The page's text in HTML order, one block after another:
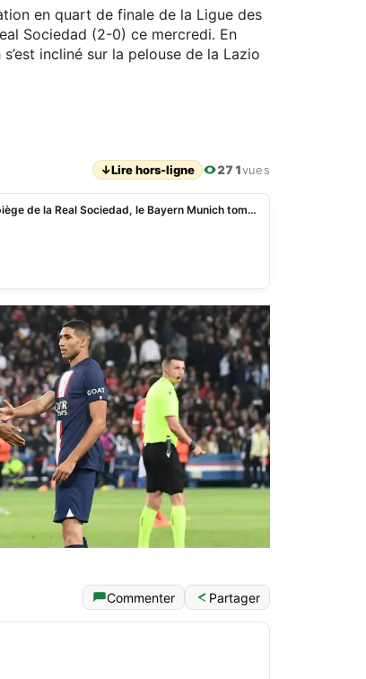
en quart de finale de la Ligue des
Sociedad (2-0) ce mercredi. En
incliné sur la pelouse de la Lazio
↓Lire hors-ligne 271vues
LDC: le PSG s’extirpe du piège de la Real Sociedad, le Bayern Munich tombe en Italie
Commenter Partager